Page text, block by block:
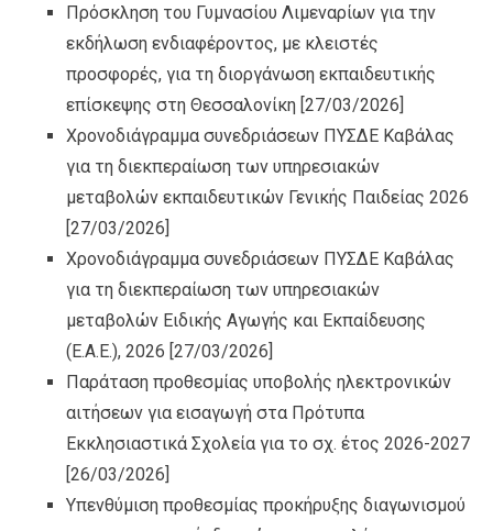
Πρόσκληση του Γυμνασίου Λιμεναρίων για την
εκδήλωση ενδιαφέροντος, με κλειστές
προσφορές, για τη διοργάνωση εκπαιδευτικής
επίσκεψης στη Θεσσαλονίκη [27/03/2026]
Χρονοδιάγραμμα συνεδριάσεων ΠΥΣΔΕ Καβάλας
για τη διεκπεραίωση των υπηρεσιακών
μεταβολών εκπαιδευτικών Γενικής Παιδείας 2026
[27/03/2026]
Χρονοδιάγραμμα συνεδριάσεων ΠΥΣΔΕ Καβάλας
για τη διεκπεραίωση των υπηρεσιακών
μεταβολών Ειδικής Αγωγής και Εκπαίδευσης
(Ε.Α.Ε.), 2026 [27/03/2026]
Παράταση προθεσμίας υποβολής ηλεκτρονικών
αιτήσεων για εισαγωγή στα Πρότυπα
Εκκλησιαστικά Σχολεία για το σχ. έτος 2026-2027
[26/03/2026]
Υπενθύμιση προθεσμίας προκήρυξης διαγωνισμού